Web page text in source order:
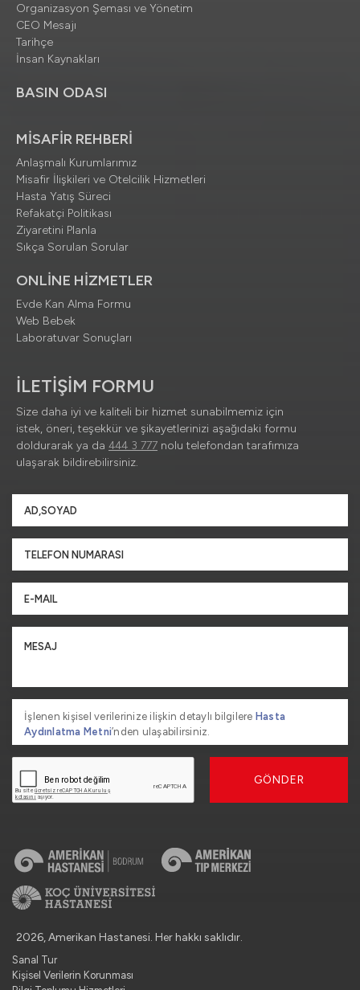
Organizasyon Şeması ve Yönetim
CEO Mesajı
Tarihçe
İnsan Kaynakları
BASIN ODASI
MİSAFİR REHBERİ
Anlaşmalı Kurumlarımız
Misafir İlişkileri ve Otelcilik Hizmetleri
Hasta Yatış Süreci
Refakatçi Politikası
Ziyaretini Planla
Sıkça Sorulan Sorular
ONLİNE HİZMETLER
Evde Kan Alma Formu
Web Bebek
Laboratuvar Sonuçları
İLETİŞİM FORMU
Size daha iyi ve kaliteli bir hizmet sunabilmemiz için
istek, öneri, teşekkür ve şikayetlerinizi aşağıdaki formu
doldurarak ya da 444 3 777 nolu telefondan tarafımıza
ulaşarak bildirebilirsiniz.
İşlenen kişisel verilerinize ilişkin detaylı bilgilere Hasta
Aydınlatma Metni’nden ulaşabilirsiniz.
GÖNDER
2026, Amerikan Hastanesi. Her hakkı saklıdır.
Sanal Tur
Kişisel Verilerin Korunması